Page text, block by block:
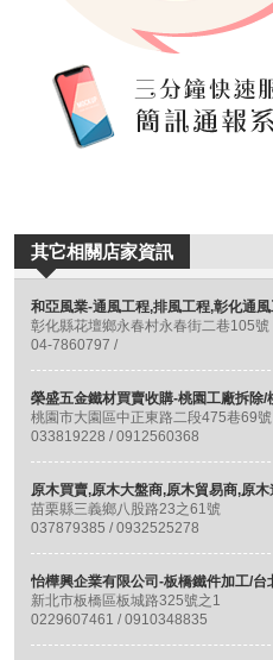
其它相關店家資訊
彰化縣花壇鄉永春村永春街二巷105號
04-7860797 /
桃園市大園區中正東路二段475巷69號
033819228 / 0912560368
苗栗縣三義鄉八股路23之61號
037879385 / 0932525278
新北市板橋區板城路325號之1
0229607461 / 0910348835